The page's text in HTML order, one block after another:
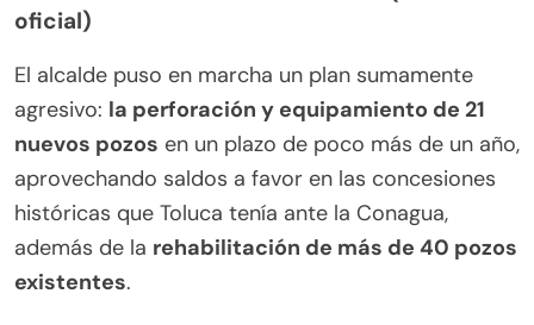
oficial)
El alcalde puso en marcha un plan sumamente
agresivo: la perforación y equipamiento de 21
nuevos pozos en un plazo de poco más de un año,
aprovechando saldos a favor en las concesiones
históricas que Toluca tenía ante la Conagua,
además de la rehabilitación de más de 40 pozos
existentes.